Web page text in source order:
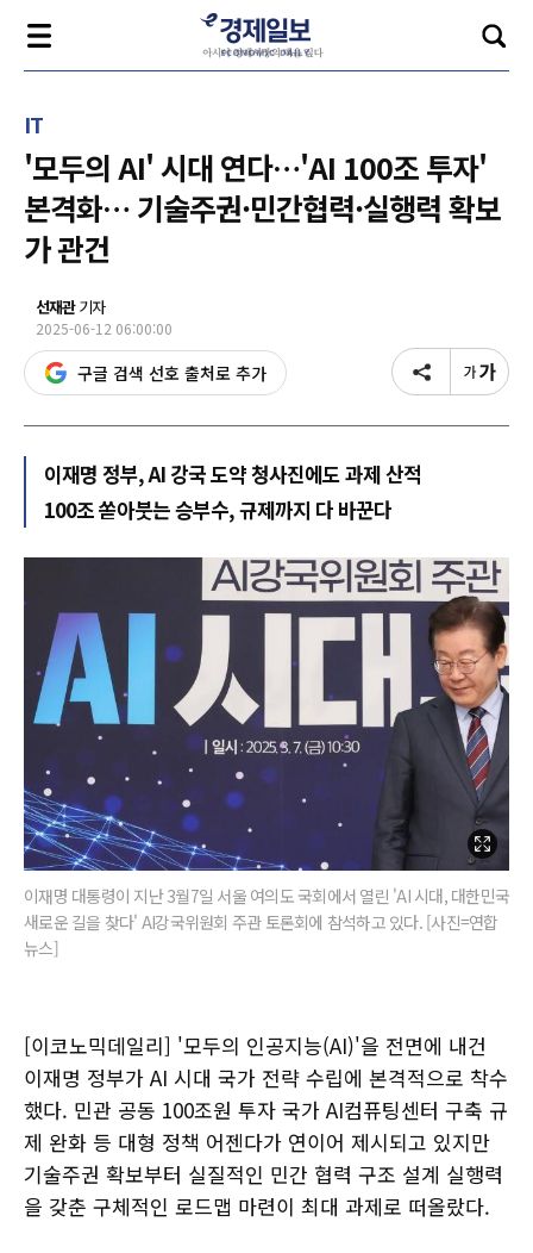
IT
'모두의 AI' 시대 연다…'AI 100조 투자'
본격화… 기술주권·민간협력·실행력 확보
가 관건
선재관기자
2025-06-12 06:00:00
구글 검색 선호 출처로 추가
이재명 정부, AI 강국 도약 청사진에도 과제 산적
100조 쏟아붓는 승부수, 규제까지 다 바꾼다
이재명 대통령이 지난 3월7일 서울 여의도 국회에서 열린 'AI 시대, 대한민국
새로운 길을 찾다' AI강국위원회 주관 토론회에 참석하고 있다. [사진=연합
뉴스]
[이코노믹데일리] '모두의 인공지능(AI)'을 전면에 내건
이재명 정부가 AI 시대 국가 전략 수립에 본격적으로 착수
했다. 민관 공동 100조원 투자 국가 AI컴퓨팅센터 구축 규
제 완화 등 대형 정책 어젠다가 연이어 제시되고 있지만
기술주권 확보부터 실질적인 민간 협력 구조 설계 실행력
을 갖춘 구체적인 로드맵 마련이 최대 과제로 떠올랐다.